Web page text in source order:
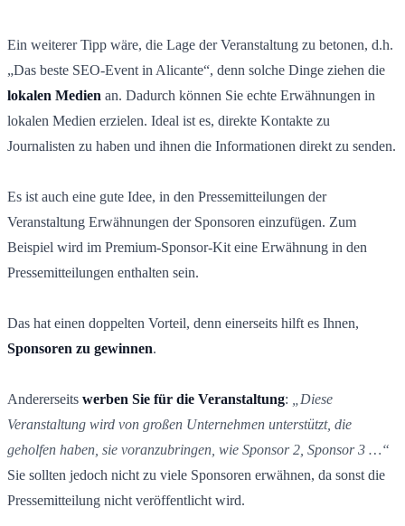
Ein weiterer Tipp wäre, die Lage der Veranstaltung zu betonen, d.h.
„Das beste SEO-Event in Alicante“, denn solche Dinge ziehen die
lokalen Medien an. Dadurch können Sie echte Erwähnungen in
lokalen Medien erzielen. Ideal ist es, direkte Kontakte zu
Journalisten zu haben und ihnen die Informationen direkt zu senden.
Es ist auch eine gute Idee, in den Pressemitteilungen der
Veranstaltung Erwähnungen der Sponsoren einzufügen. Zum
Beispiel wird im Premium-Sponsor-Kit eine Erwähnung in den
Pressemitteilungen enthalten sein.
Das hat einen doppelten Vorteil, denn einerseits hilft es Ihnen,
Sponsoren zu gewinnen.
Andererseits werben Sie für die Veranstaltung:
„Diese
Veranstaltung wird von großen Unternehmen unterstützt, die
geholfen haben, sie voranzubringen, wie Sponsor 2, Sponsor 3 …“
Sie sollten jedoch nicht zu viele Sponsoren erwähnen, da sonst die
Pressemitteilung nicht veröffentlicht wird.